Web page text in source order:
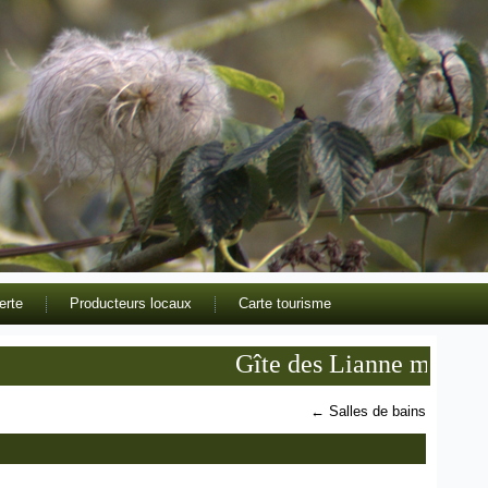
Producteurs locaux Carte tourisme
Gîte des Lianne meublé
← Salles de bains